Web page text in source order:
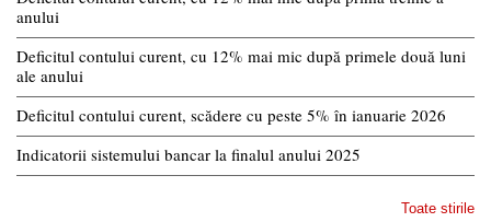
anului
Deficitul contului curent, cu 12% mai mic după primele două luni
ale anului
Deficitul contului curent, scădere cu peste 5% în ianuarie 2026
Indicatorii sistemului bancar la finalul anului 2025
Toate stirile